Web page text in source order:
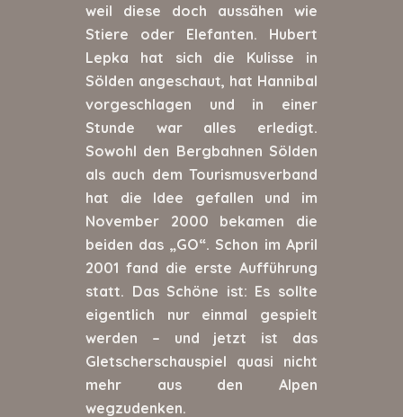
weil diese doch aussähen wie
Stiere oder Elefanten. Hubert
Lepka hat sich die Kulisse in
Sölden angeschaut, hat Hannibal
vorgeschlagen und in einer
Stunde war alles erledigt.
Sowohl den Bergbahnen Sölden
als auch dem Tourismusverband
hat die Idee gefallen und im
November 2000 bekamen die
beiden das „GO“. Schon im April
2001 fand die erste Aufführung
statt. Das Schöne ist: Es sollte
eigentlich nur einmal gespielt
werden – und jetzt ist das
Gletscherschauspiel quasi nicht
mehr aus den Alpen
wegzudenken.